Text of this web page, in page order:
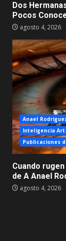
Dos
Pocos
agosto 4, 2026
Anael
Inteligencia
Publicaciones
Cuando
de A Anael
agosto 4, 2026